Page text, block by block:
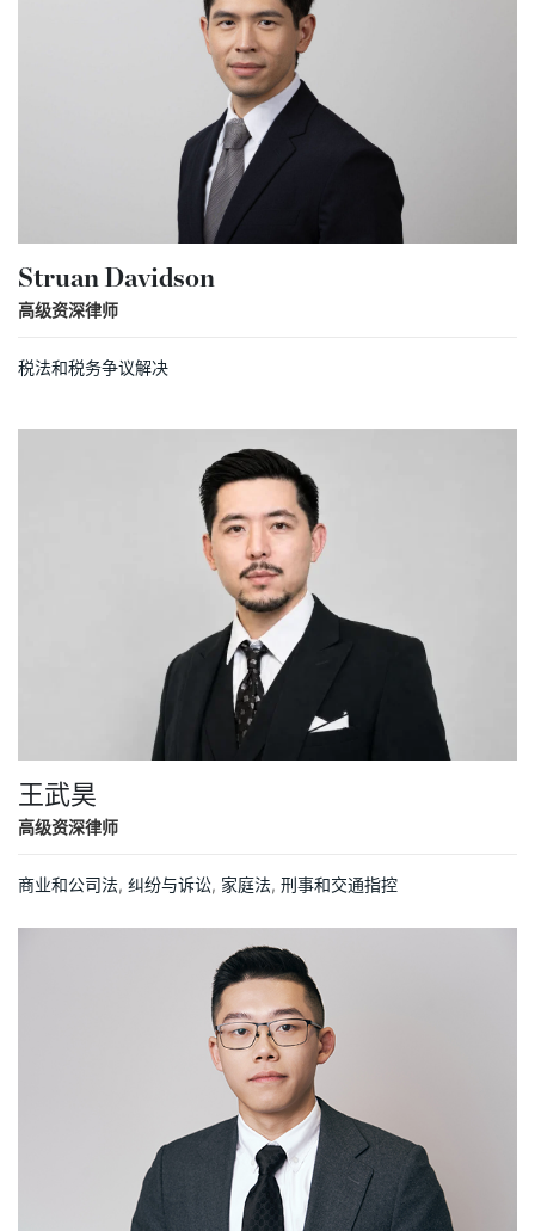
Struan Davidson
高级资深律师
税法和税务争议解决
王武昊
高级资深律师
商业和公司法, 纠纷与诉讼, 家庭法, 刑事和交通指控